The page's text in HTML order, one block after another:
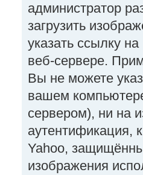
администратор
загрузить
указать ссылку
веб-сервере.
Вы не можете
вашем
сервером), ни на
аутентификация,
Yahoo,
изображения